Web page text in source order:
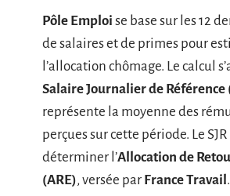
Pôle Emploi se base sur les 12
de salaires et de primes pour
l’allocation chômage. Le calcul
Salaire Journalier de Référence
représente la moyenne des
perçues sur cette période. Le
déterminer l’Allocation de
(ARE), versée par France Travail.